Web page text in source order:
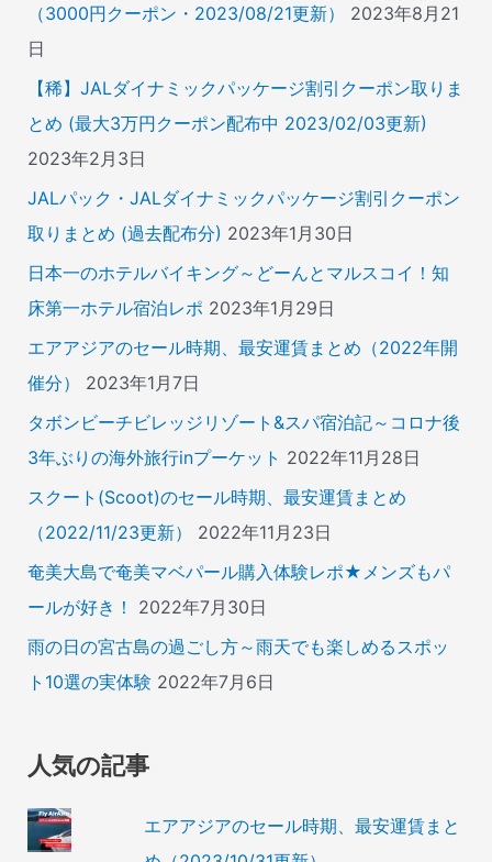
（3000円クーポン・2023/08/21更新）
2023年8月21
日
【稀】JALダイナミックパッケージ割引クーポン取りま
とめ (最大3万円クーポン配布中 2023/02/03更新)
2023年2月3日
JALパック・JALダイナミックパッケージ割引クーポン
取りまとめ (過去配布分) 2023年1月30日
日本一のホテルバイキング～どーんとマルスコイ！知
床第一ホテル宿泊レポ 2023年1月29日
エアアジアのセール時期、最安運賃まとめ（2022年開
催分）
2023年1月7日
タボンビーチビレッジリゾート&スパ宿泊記～コロナ後
3年ぶりの海外旅行inプーケット 2022年11月28日
スクート(Scoot)のセール時期、最安運賃まとめ
（2022/11/23更新）
2022年11月23日
奄美大島で奄美マベパール購入体験レポ★メンズもパ
ールが好き！
2022年7月30日
雨の日の宮古島の過ごし方～雨天でも楽しめるスポッ
ト10選の実体験 2022年7月6日
人気の記事
エアアジアのセール時期、最安運賃まと